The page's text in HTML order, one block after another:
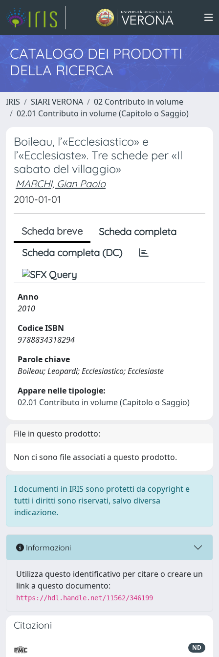
CATALOGO DEI PRODOTTI
DELLA RICERCA
IRIS SIARI VERONA
02 Contributo in volume
02.01 Contributo in volume (Capitolo o Saggio)
Boileau, l’«Ecclesiastico» e
l’«Ecclesiaste». Tre schede per «Il
sabato del villaggio»
MARCHI, Gian Paolo
2010-01-01
Scheda breve
Scheda completa
Scheda completa (DC)
Anno
2010
Codice ISBN
9788834318294
Parole chiave
Boileau; Leopardi; Ecclesiastico; Ecclesiaste
Appare nelle tipologie:
02.01 Contributo in volume (Capitolo o Saggio)
File in questo prodotto:
Non ci sono file associati a questo prodotto.
I documenti in IRIS sono protetti da copyright e
tutti i diritti sono riservati, salvo diversa
indicazione.
Informazioni
Utilizza questo identificativo per citare o creare un
link a questo documento:
https://hdl.handle.net/11562/346199
Citazioni
ND